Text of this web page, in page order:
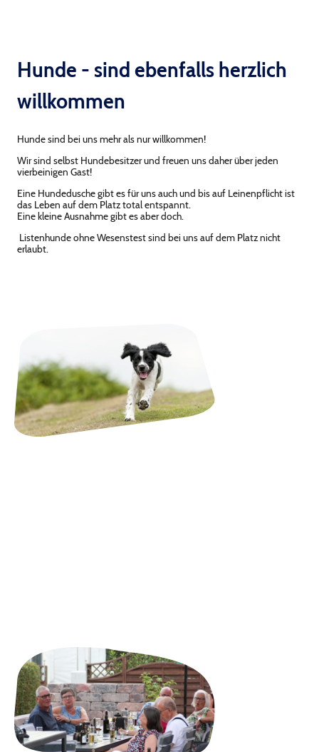
Hunde - sind ebenfalls herzlich
willkommen
Hunde sind bei uns mehr als nur willkommen!
Wir sind selbst Hundebesitzer und freuen uns daher über jeden
vierbeinigen Gast!
Eine Hundedusche gibt es für uns auch und bis auf Leinenpflicht ist
das Leben auf dem Platz total entspannt.
Eine kleine Ausnahme gibt es aber doch.
Listenhunde ohne Wesenstest sind bei uns auf dem Platz nicht
erlaubt.